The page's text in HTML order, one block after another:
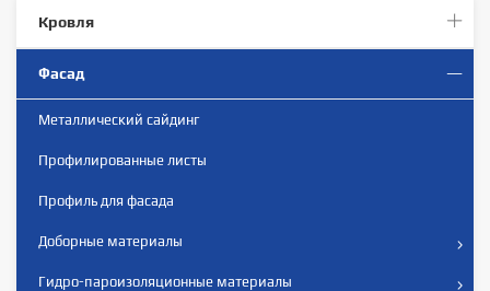
Кровля
Фасад
Металлический сайдинг
Профилированныe листы
Профиль для фасада
Доборные материалы
Гидро-пароизоляционные материалы